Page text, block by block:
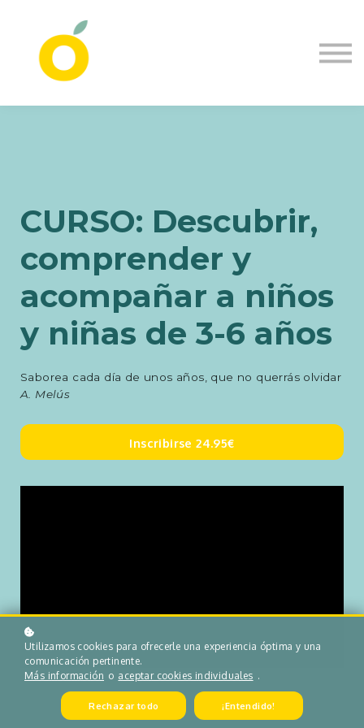
CURSO: Descubrir,
comprender y
acompañar a niños
y niñas de 3-6 años
Saborea cada día de unos años, que no querrás olvidar
A. Melús
Inscribirse 24.95€
Utilizamos cookies para ofrecerle una experiencia óptima y una
comunicación pertinente.
Más información o aceptar cookies individuales .
Rechazar todo ¡Entendido!